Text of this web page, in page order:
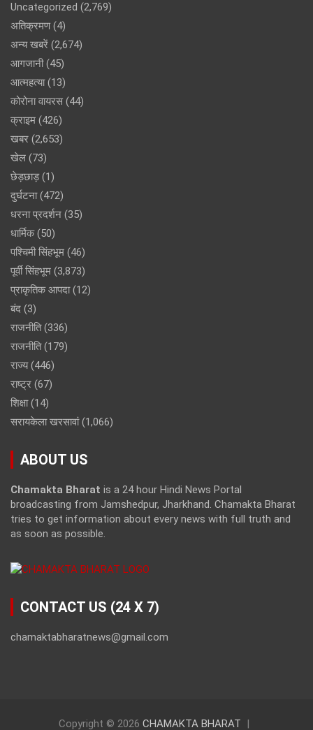
Uncategorized (2,769)
अतिक्रमण(4)
अन्य खबरें (2,674)
आगजानी(45)
आत्महत्या(13)
कोरोना वायरस (44)
क्राइम (426)
खबर (2,653)
खेल (73)
छेड़छाड़(1)
दुर्घटना(472)
धरना प्रदर्शन (35)
धार्मिक(50)
पश्चिमी सिंहभूम (46)
पूर्वी सिंहभूम (3,873)
प्राकृतिक आपदा(12)
बंद (3)
राजनीति(336)
राजनीति(179)
राज्य(446)
राष्ट्र (67)
शिक्षा(14)
सरायकेला खरसावां(1,066)
ABOUT US
Chamakta Bharat is a 24 hour Hindi News Portal
broadcasting from Jamshedpur, Jharkhand. Chamakta Bharat
tries to get information about every news with full truth and
as soon as possible.
CONTACT US (24 X 7)
chamaktabharatnews@gmail.com
Copyright © 2026 CHAMAKTA BHARAT